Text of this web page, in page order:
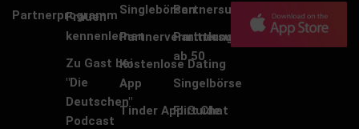
Partnerprogramm
Frauen
kennenlernen
Zu Gast bei
"Die
Deutschen"
Podcast
Singlebörsen
Partnervermittlung
Kostenlose Dating
App
Tinder App Guide
Partnersuche
Partnersuche
ab 50
Singelbörse
Flirt Chat